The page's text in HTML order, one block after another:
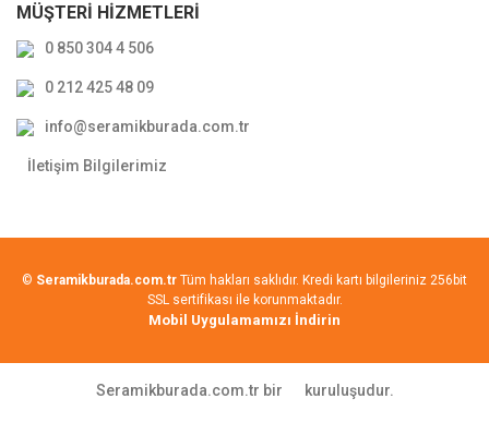
MÜŞTERİ HİZMETLERİ
0 850 304 4 506
0 212 425 48 09
info@seramikburada.com.tr
İletişim Bilgilerimiz
© Seramikburada.com.tr Tüm hakları saklıdır. Kredi kartı bilgileriniz 256bit
SSL sertifikası ile korunmaktadır.
Mobil Uygulamamızı İndirin
Seramikburada.com.tr bir kuruluşudur.